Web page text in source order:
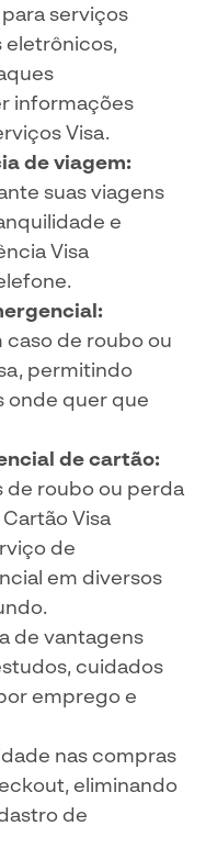
serviços
eletrônicos,
informações
Visa.
de viagem:
suas viagens
e
Visa
de roubo ou
permitindo
onde quer que
de cartão:
de roubo ou perda
Visa
de
em diversos
de vantagens
cuidados
emprego e
nas compras
eliminando
de